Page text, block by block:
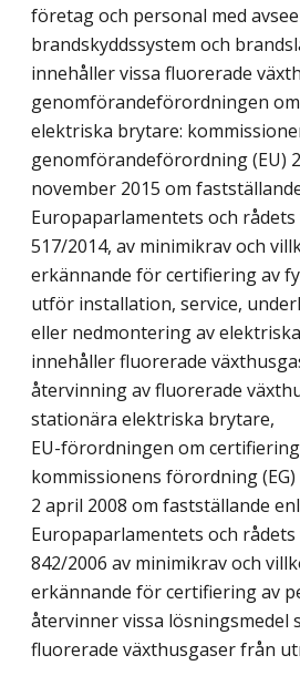
företag och personal med
brandskyddssystem och
innehåller vissa fluorerade
genomförandeförordningen
elektriska brytare:
genomförandeförordning (EU)
november 2015 om
Europaparlamentets och
517/2014, av minimikrav och
erkännande för certifiering av
utför installation, service,
eller nedmontering av
innehåller fluorerade
återvinning av fluorerade
stationära elektriska brytare,
EU-förordningen om
kommissionens förordning
2 april 2008 om fastställande
Europaparlamentets och
842/2006 av minimikrav och
erkännande för certifiering av
återvinner vissa lösningsmedel
fluorerade växthusgaser från